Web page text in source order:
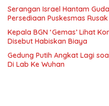
Serangan Israel Hantam
Persediaan Puskesmas Rusak
Kepala BGN ‘Gemas’ Lihat
Disebut Habiskan Biaya
Gedung Putih Angkat Lagi
Di Lab Ke Wuhan